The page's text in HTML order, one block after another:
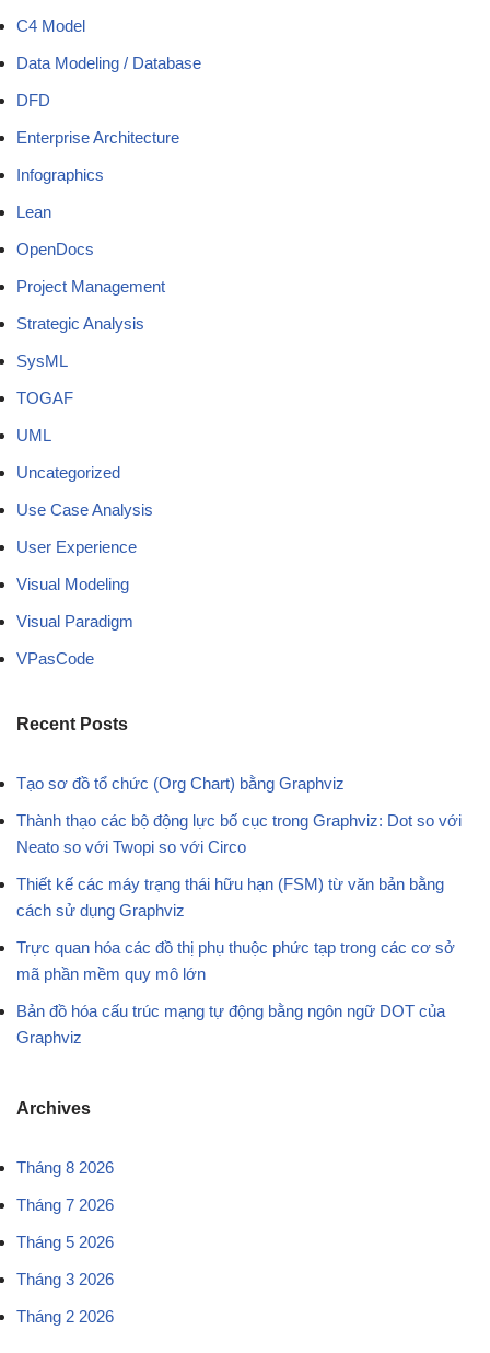
C4 Model
Data Modeling / Database
DFD
Enterprise Architecture
Infographics
Lean
OpenDocs
Project Management
Strategic Analysis
SysML
TOGAF
UML
Uncategorized
Use Case Analysis
User Experience
Visual Modeling
Visual Paradigm
VPasCode
Recent Posts
Tạo sơ đồ tổ chức (Org Chart) bằng Graphviz
Thành thạo các bộ động lực bố cục trong Graphviz: Dot so với
Neato so với Twopi so với Circo
Thiết kế các máy trạng thái hữu hạn (FSM) từ văn bản bằng
cách sử dụng Graphviz
Trực quan hóa các đồ thị phụ thuộc phức tạp trong các cơ sở
mã phần mềm quy mô lớn
Bản đồ hóa cấu trúc mạng tự động bằng ngôn ngữ DOT của
Graphviz
Archives
Tháng 8 2026
Tháng 7 2026
Tháng 5 2026
Tháng 3 2026
Tháng 2 2026